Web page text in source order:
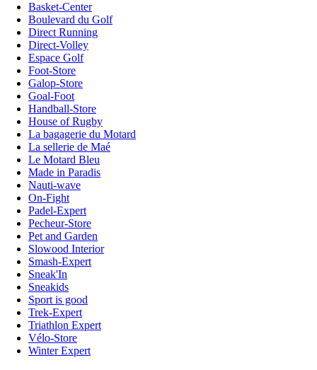
Basket-Center
Boulevard du Golf
Direct Running
Direct-Volley
Espace Golf
Foot-Store
Galop-Store
Goal-Foot
Handball-Store
House of Rugby
La bagagerie du Motard
La sellerie de Maé
Le Motard Bleu
Made in Paradis
Nauti-wave
On-Fight
Padel-Expert
Pecheur-Store
Pet and Garden
Slowood Interior
Smash-Expert
Sneak'In
Sneakids
Sport is good
Trek-Expert
Triathlon Expert
Vélo-Store
Winter Expert